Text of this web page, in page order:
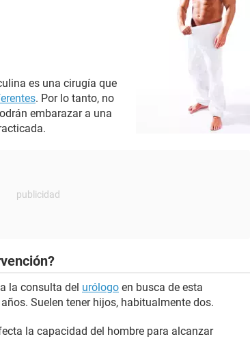
es una cirugía que
. Por lo tanto, no
embarazar a una
la consulta del urólogo en busca de esta
Suelen tener hijos, habitualmente dos.
la capacidad del hombre para alcanzar